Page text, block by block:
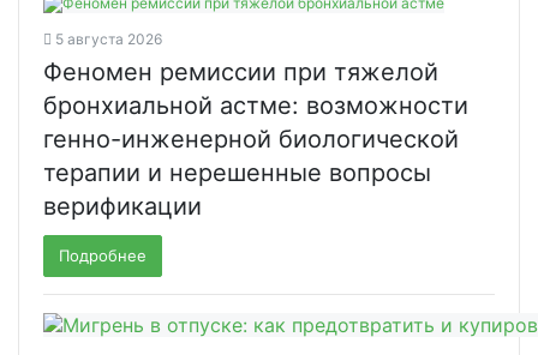
5 августа 2026
Феномен ремиссии при тяжелой
бронхиальной астме: возможности
генно-инженерной биологической
терапии и нерешенные вопросы
верификации
Подробнее